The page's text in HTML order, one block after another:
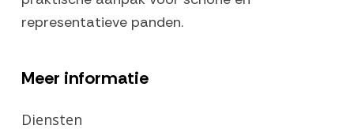
representatieve panden.
Meer informatie
Diensten